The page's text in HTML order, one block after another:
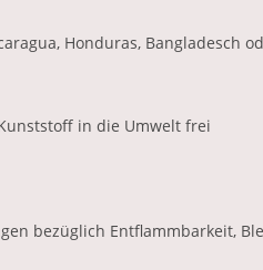
Honduras, Bangladesch
in die Umwelt frei
bezüglich Entflammbarkeit,